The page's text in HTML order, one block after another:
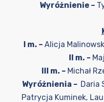
Wyróżnienie –
I m. – Alicja
II m. –
III m. – Michał
Wyróżnienia – Daria
Patrycja Kuminek,